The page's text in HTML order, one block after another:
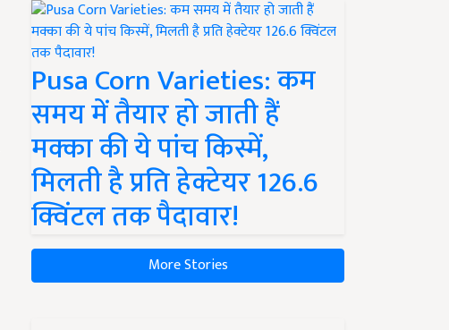
Pusa Corn Varieties: कम
समय में तैयार हो जाती हैं
मक्का की ये पांच किस्में,
मिलती है प्रति हेक्टेयर 126.6
क्विंटल तक पैदावार!
More Stories